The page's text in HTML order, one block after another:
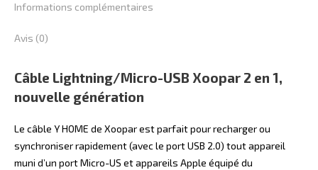
Informations complémentaires
Avis (0)
Câble Lightning/Micro-USB Xoopar 2 en 1,
nouvelle génération
Le câble Y HOME de Xoopar est parfait pour recharger ou
synchroniser rapidement (avec le port USB 2.0) tout appareil
muni d’un port Micro-US et appareils Apple équipé du